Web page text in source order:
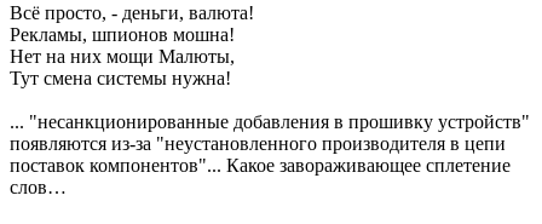
Всё просто, - деньги, валюта!
Рекламы, шпионов мошна!
Нет на них мощи Малюты,
Тут смена системы нужна!
... "несанкционированные добавления в прошивку устройств"
появляются из-за "неустановленного производителя в цепи
поставок компонентов"... Какое завораживающее сплетение
слов…